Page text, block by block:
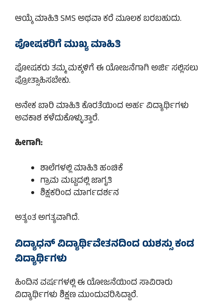
ಆಯ್ಕೆ ಮಾಹಿತಿ SMS ಅಥವಾ ಕರೆ ಮೂಲಕ ಬರಬಹುದು.
ಪೋಷಕರಿಗೆ ಮುಖ್ಯ ಮಾಹಿತಿ
ಪೋಷಕರು ತಮ್ಮ ಮಕ್ಕಳಿಗೆ ಈ ಯೋಜನೆಗಾಗಿ ಅರ್ಜಿ ಸಲ್ಲಿಸಲು
ಪ್ರೋತ್ಸಾಹಿಸಬೇಕು.
ಅನೇಕ ಬಾರಿ ಮಾಹಿತಿ ಕೊರತೆಯಿಂದ ಅರ್ಹ ವಿದ್ಯಾರ್ಥಿಗಳು
ಅವಕಾಶ ಕಳೆದುಕೊಳ್ಳುತ್ತಾರೆ.
ಹೀಗಾಗಿ:
ಶಾಲೆಗಳಲ್ಲಿ ಮಾಹಿತಿ ಹಂಚಿಕೆ
ಗ್ರಾಮ ಮಟ್ಟದಲ್ಲಿ ಜಾಗೃತಿ
ಶಿಕ್ಷಕರಿಂದ ಮಾರ್ಗದರ್ಶನ
ಅತ್ಯಂತ ಅಗತ್ಯವಾಗಿದೆ.
ವಿದ್ಯಾಧನ್ ವಿದ್ಯಾರ್ಥಿವೇತನದಿಂದ ಯಶಸ್ಸು ಕಂಡ
ವಿದ್ಯಾರ್ಥಿಗಳು
ಹಿಂದಿನ ವರ್ಷಗಳಲ್ಲಿ ಈ ಯೋಜನೆಯಿಂದ ಸಾವಿರಾರು
ವಿದ್ಯಾರ್ಥಿಗಳು ಶಿಕ್ಷಣ ಮುಂದುವರಿಸಿದ್ದಾರೆ.